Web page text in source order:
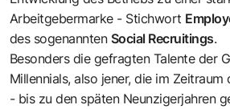
Arbeitgebermarke - Stichwort
des sogenannten Social Recruitings.
Besonders die gefragten Talente der
Millennials, also jener, die im
- bis zu den späten Neunzigerjahren